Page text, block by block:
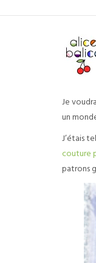
Je
un
J’étais
couture
patrons